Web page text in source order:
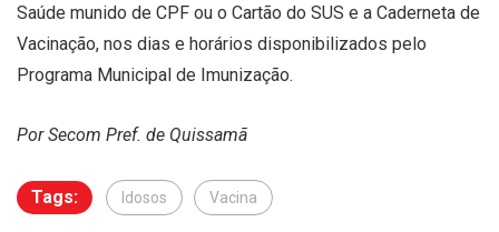
Saúde munido de CPF ou o Cartão do SUS e a Caderneta de
Vacinação, nos dias e horários disponibilizados pelo
Programa Municipal de Imunização.
Por Secom Pref. de Quissamã
Tags: Idosos Vacina